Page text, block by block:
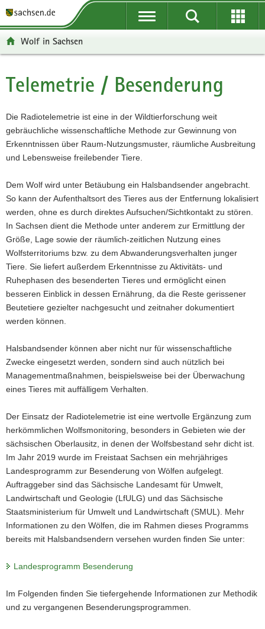
t
e
r
g
r
i
f
e
n
d
e
N
a
v
i
g
t
i
o
n
t
v
i
g
a
i
o
n
p
a
l
t
t
n
f
o
r
a
t
i
o
n
t
e
r
e
i
h
Wolf in Sachsen
Hauptinhalt
Telemetrie / Besenderung
Die Radiotelemetrie ist eine in der Wildtierforschung weit
gebräuchliche wissenschaftliche Methode zur Gewinnung von
Erkenntnissen über Raum-Nutzungsmuster, räumliche Ausbreitung
und Lebensweise freilebender Tiere.
Dem Wolf wird unter Betäubung ein Halsbandsender angebracht.
So kann der Aufenthaltsort des Tieres aus der Entfernung lokalisiert
werden, ohne es durch direktes Aufsuchen/Sichtkontakt zu stören.
In Sachsen dient die Methode unter anderem zur Ermittlung der
Größe, Lage sowie der räumlich-zeitlichen Nutzung eines
Wolfsterritoriums bzw. zu dem Abwanderungsverhalten junger
Tiere. Sie liefert außerdem Erkenntnisse zu Aktivitäts- und
Ruhephasen des besenderten Tieres und ermöglicht einen
besseren Einblick in dessen Ernährung, da die Reste gerissener
Beutetiere gezielter nachgesucht und zeitnaher dokumentiert
werden können.
Halsbandsender können aber nicht nur für wissenschaftliche
Zwecke eingesetzt werden, sondern sind auch nützlich bei
Managementmaßnahmen, beispielsweise bei der Überwachung
eines Tieres mit auffälligem Verhalten.
Der Einsatz der Radiotelemetrie ist eine wertvolle Ergänzung zum
herkömmlichen Wolfsmonitoring, besonders in Gebieten wie der
sächsischen Oberlausitz, in denen der Wolfsbestand sehr dicht ist.
Im Jahr 2019 wurde im Freistaat Sachsen ein mehrjähriges
Landesprogramm zur Besenderung von Wölfen aufgelegt.
Auftraggeber sind das Sächsische Landesamt für Umwelt,
Landwirtschaft und Geologie (LfULG) und das Sächsische
Staatsministerium für Umwelt und Landwirtschaft (SMUL). Mehr
Informationen zu den Wölfen, die im Rahmen dieses Programms
bereits mit Halsbandsendern versehen wurden finden Sie unter:
Landesprogramm Besenderung
Im Folgenden finden Sie tiefergehende Informationen zur Methodik
und zu vergangenen Besenderungsprogrammen.